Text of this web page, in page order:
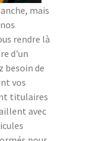
mais
rendre là
d'un
besoin de
vos
titulaires
avec